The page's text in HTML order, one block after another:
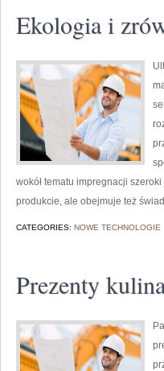
Ekologia i
wokół tematu impregnacji
produkcie, ale obejmuje też
CATEGORIES: NOWE TECHNOLOGIE
Prezenty